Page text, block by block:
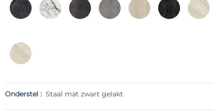
Onderstel : Staal mat zwart gelakt